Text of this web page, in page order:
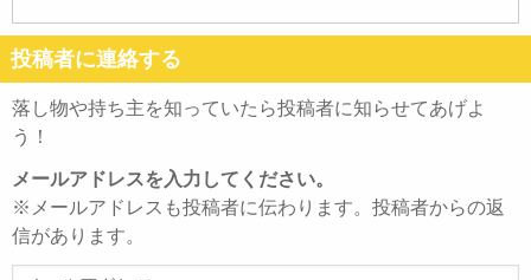
投稿者に連絡する
落し物や持ち主を知っていたら投稿者に知らせてあげよ
う！
メールアドレスを入力してください。
※メールアドレスも投稿者に伝わります。投稿者からの返
信があります。